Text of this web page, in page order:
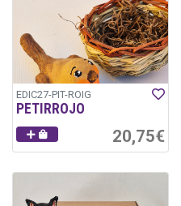
EDIC27-PIT-ROIG
PETIRROJO
20,75€